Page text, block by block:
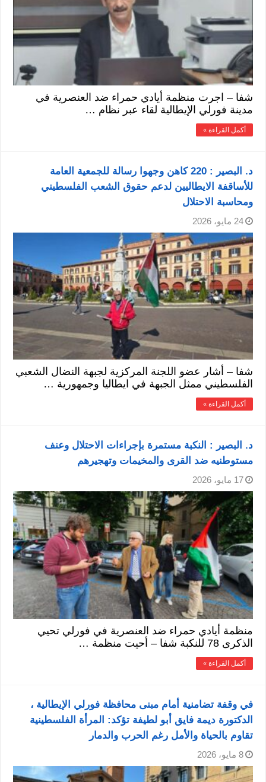
شفا – اجرت منظمة أيادي حمراء ضد العنصرية في
مدينة فورلي الإيطالية لقاء عبر نظام …
أكمل القراءة »
د. البصير : 220 كاهن وجهوا رسالة للجمعية العامة
للأساقفة الايطاليين لدعم حقوق الشعب الفلسطيني
ومحاسبة الاحتلال
24 مايو، 2026
شفا – أشار عضو اللجنة المركزية لجبهة النضال الشعبي
الفلسطيني ممثل الجبهة في ايطاليا وجمهورية …
أكمل القراءة »
د. البصير : النكبة مستمرة بإجراءات الاحتلال وعنف
مستوطنيه ضد القرى والمخيمات وتهجيرهم
17 مايو، 2026
منظمة أيادي حمراء ضد العنصرية في فورلي تحيي
الذكرى 78 للنكبة شفا – أحيت منظمة …
أكمل القراءة »
في وقفة تضامنية أمام مبنى محافظة فورلي الإيطالية ،
الدكتورة ديمة فايق أبو لطيفة تؤكد: المرأة الفلسطينية
تقاوم بالحياة والأمل رغم الحرب والدمار
8 مايو، 2026